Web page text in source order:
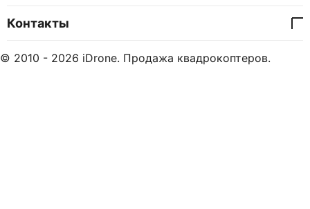
Контакты
© 2010 - 2026 iDrone. Продажа квадрокоптеров.